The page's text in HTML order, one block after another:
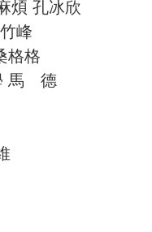
煩 孔冰欣
峰
格格
馬 德